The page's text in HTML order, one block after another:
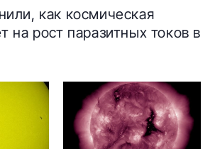
как космическая
на рост паразитных токов в